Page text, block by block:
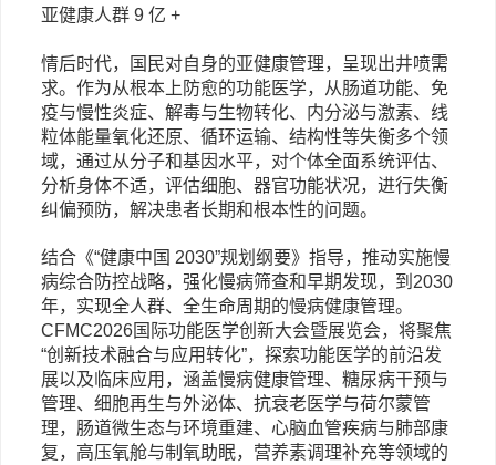
亚健康人群 9 亿 +
情后时代，国民对自身的亚健康管理，呈现出井喷需
求。作为从根本上防愈的功能医学，从肠道功能、免
疫与慢性炎症、解毒与生物转化、内分泌与激素、线
粒体能量氧化还原、循环运输、结构性等失衡多个领
域，通过从分子和基因水平，对个体全面系统评估、
分析身体不适，评估细胞、器官功能状况，进行失衡
纠偏预防，解决患者长期和根本性的问题。
结合《“健康中国 2030”规划纲要》指导，推动实施慢
病综合防控战略，强化慢病筛查和早期发现，到2030
年，实现全人群、全生命周期的慢病健康管理。
CFMC2026国际功能医学创新大会暨展览会，将聚焦
“创新技术融合与应用转化”，探索功能医学的前沿发
展以及临床应用，涵盖慢病健康管理、糖尿病干预与
管理、细胞再生与外泌体、抗衰老医学与荷尔蒙管
理，肠道微生态与环境重建、心脑血管疾病与肺部康
复，高压氧舱与制氧助眠，营养素调理补充等领域的